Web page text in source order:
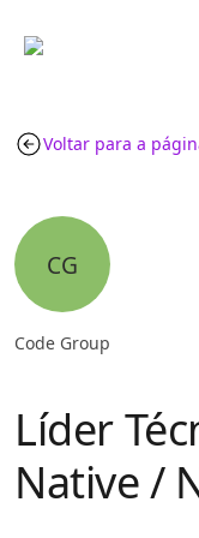
Voltar para a
CG
Code Group
Líder
Native /